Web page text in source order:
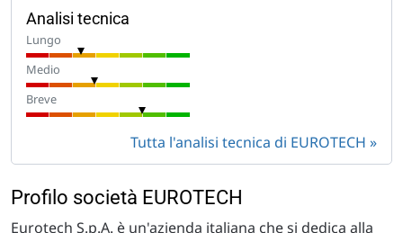
Analisi tecnica
Lungo
Medio
Breve
Tutta l'analisi tecnica di EUROTECH
Profilo società EUROTECH
Eurotech S.p.A. è un'azienda italiana che si dedica alla